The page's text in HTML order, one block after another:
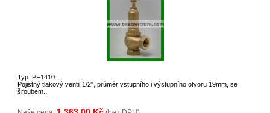
Typ: PF1410
Pojistný tlakový ventil 1/2", průměr vstupního i výstupního otvoru 19mm, se
šroubem...